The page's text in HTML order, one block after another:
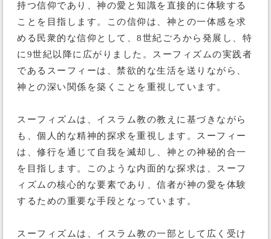
持つ信仰であり、神の愛と知識を直接的に体験する
ことを目指します。この信仰は、神との一体感を求
める民衆的な信仰として、8世紀ごろから発展し、特
に9世紀以降に広がりました。スーフィズムの実践者
であるスーフィーは、禁欲的な生活を送りながら、
神との深い関係を築くことを重視しています。
スーフィズムは、イスラム教の教えに基づきながら
も、個人的な精神的探求を重視します。スーフィー
は、修行を通じて自我を滅却し、神との神秘的合一
を目指します。このような内面的な探求は、スーフ
ィズムの核心的な要素であり、信者が神の愛を体験
するための重要な手段となっています。
スーフィズムは、イスラム教の一部として広く受け